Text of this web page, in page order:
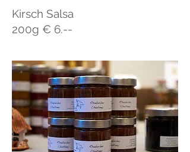
Kirsch Salsa
200g € 6.--